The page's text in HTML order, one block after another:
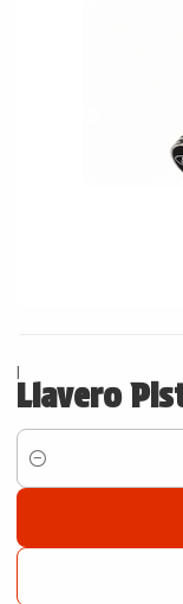
|
Llavero
Cantidad